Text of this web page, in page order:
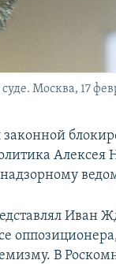
Москва, 17
Алексея
Иван
В